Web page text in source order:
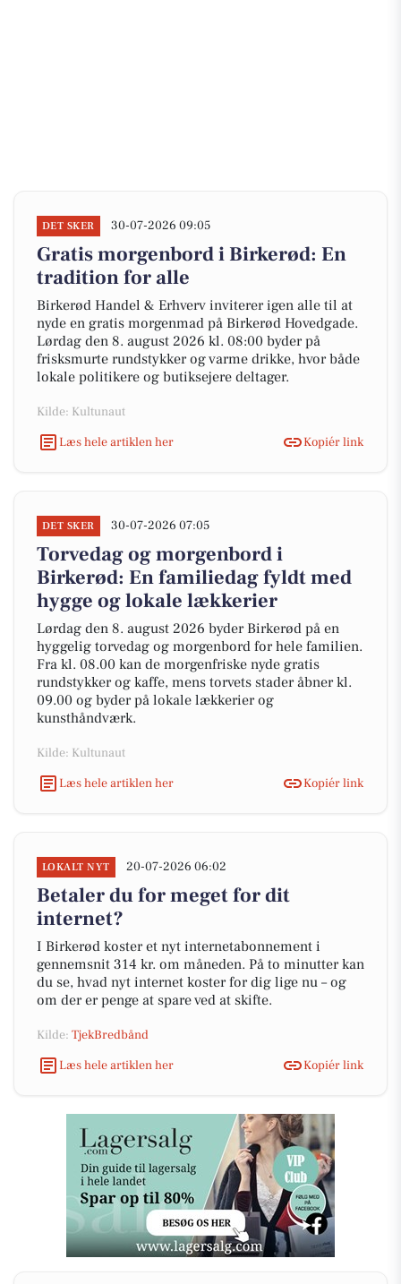
DET SKER 30-07-2026 09:05
Gratis morgenbord i Birkerød: En
tradition for alle
Birkerød Handel & Erhverv inviterer igen alle til at
nyde en gratis morgenmad på Birkerød Hovedgade.
Lørdag den 8. august 2026 kl. 08:00 byder på
frisksmurte rundstykker og varme drikke, hvor både
lokale politikere og butiksejere deltager.
Kilde: Kultunaut
Læs hele artiklen her
Kopiér link
DET SKER 30-07-2026 07:05
Torvedag og morgenbord i
Birkerød: En familiedag fyldt med
hygge og lokale lækkerier
Lørdag den 8. august 2026 byder Birkerød på en
hyggelig torvedag og morgenbord for hele familien.
Fra kl. 08.00 kan de morgenfriske nyde gratis
rundstykker og kaffe, mens torvets stader åbner kl.
09.00 og byder på lokale lækkerier og
kunsthåndværk.
Kilde: Kultunaut
Læs hele artiklen her
Kopiér link
LOKALT NYT 20-07-2026 06:02
Betaler du for meget for dit
internet?
I Birkerød koster et nyt internetabonnement i
gennemsnit 314 kr. om måneden. På to minutter kan
du se, hvad nyt internet koster for dig lige nu – og
om der er penge at spare ved at skifte.
Kilde: TjekBredbånd
Læs hele artiklen her
Kopiér link